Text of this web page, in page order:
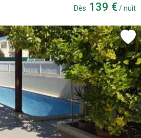
Dès 139 € / nuit